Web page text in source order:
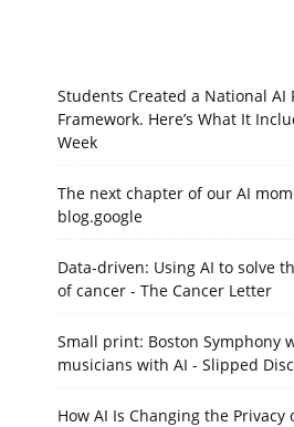
Students Created a National AI
Framework. Here’s What It
Week
The next chapter of our AI
blog.google
Data-driven: Using AI to solve
of cancer - The Cancer Letter
Small print: Boston Symphony
musicians with AI - Slipped Disc
How AI Is Changing the Privacy